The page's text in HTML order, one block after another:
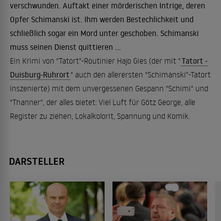
verschwunden. Auftakt einer mörderischen Intrige, deren
Opfer Schimanski ist. Ihm werden Bestechlichkeit und
schließlich sogar ein Mord unter geschoben. Schimanski
muss seinen Dienst quittieren ...
Ein Krimi von "Tatort"-Routinier Hajo Gies (der mit "Tatort -
Duisburg-Ruhrort " auch den allerersten "Schimanski"-Tatort
inszenierte) mit dem unvergessenen Gespann "Schimi" und
"Thanner", der alles bietet: Viel Luft für Götz George, alle
Register zu ziehen, Lokalkolorit, Spannung und Komik.
DARSTELLER